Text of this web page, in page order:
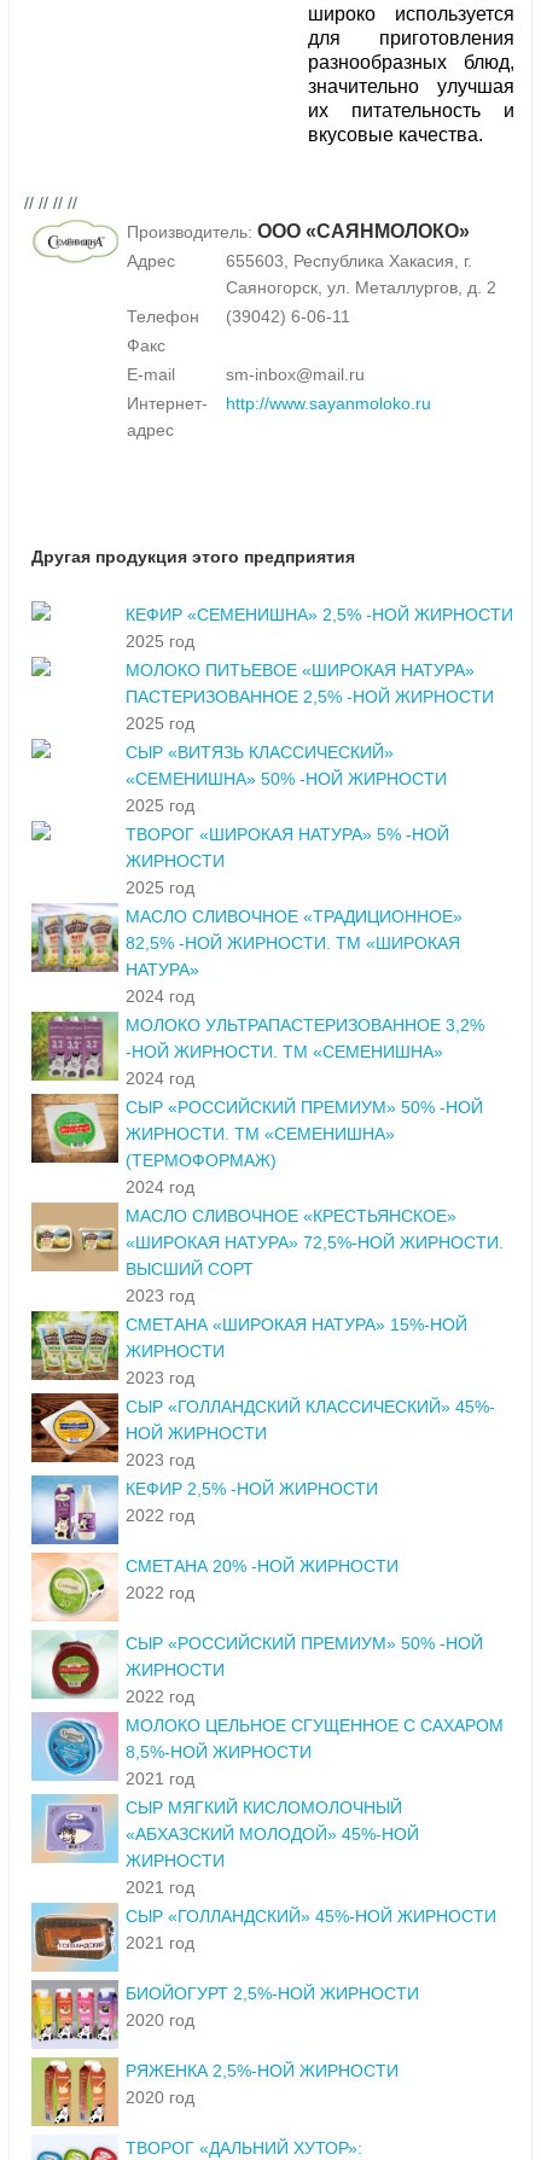
широко используется
для приготовления
разнообразных блюд,
значительно улучшая
их питательность и
вкусовые качества.
// // // //
Производитель: ООО «САЯНМОЛОКО»
Адрес
655603, Республика Хакасия, г.
Саяногорск, ул. Металлургов, д. 2
Телефон
(39042) 6-06-11
Факс
E-mail
sm-inbox@mail.ru
Интернет-
адрес
http://www.sayanmoloko.ru
Другая продукция этого предприятия
КЕФИР «СЕМЕНИШНА» 2,5% -НОЙ ЖИРНОСТИ
2025 год
МОЛОКО ПИТЬЕВОЕ «ШИРОКАЯ НАТУРА»
ПАСТЕРИЗОВАННОЕ 2,5% -НОЙ ЖИРНОСТИ
2025 год
СЫР «ВИТЯЗЬ КЛАССИЧЕСКИЙ»
«СЕМЕНИШНА» 50% -НОЙ ЖИРНОСТИ
2025 год
ТВОРОГ «ШИРОКАЯ НАТУРА» 5% -НОЙ
ЖИРНОСТИ
2025 год
МАСЛО СЛИВОЧНОЕ «ТРАДИЦИОННОЕ»
82,5% -НОЙ ЖИРНОСТИ. ТМ «ШИРОКАЯ
НАТУРА»
2024 год
МОЛОКО УЛЬТРАПАСТЕРИЗОВАННОЕ 3,2%
-НОЙ ЖИРНОСТИ. ТМ «СЕМЕНИШНА»
2024 год
СЫР «РОССИЙСКИЙ ПРЕМИУМ» 50% -НОЙ
ЖИРНОСТИ. ТМ «СЕМЕНИШНА»
(ТЕРМОФОРМАЖ)
2024 год
МАСЛО СЛИВОЧНОЕ «КРЕСТЬЯНСКОЕ»
«ШИРОКАЯ НАТУРА» 72,5%-НОЙ ЖИРНОСТИ.
ВЫСШИЙ СОРТ
2023 год
СМЕТАНА «ШИРОКАЯ НАТУРА» 15%-НОЙ
ЖИРНОСТИ
2023 год
СЫР «ГОЛЛАНДСКИЙ КЛАССИЧЕСКИЙ» 45%-
НОЙ ЖИРНОСТИ
2023 год
КЕФИР 2,5% -НОЙ ЖИРНОСТИ
2022 год
СМЕТАНА 20% -НОЙ ЖИРНОСТИ
2022 год
СЫР «РОССИЙСКИЙ ПРЕМИУМ» 50% -НОЙ
ЖИРНОСТИ
2022 год
МОЛОКО ЦЕЛЬНОЕ СГУЩЕННОЕ С САХАРОМ
8,5%-НОЙ ЖИРНОСТИ
2021 год
СЫР МЯГКИЙ КИСЛОМОЛОЧНЫЙ
«АБХАЗСКИЙ МОЛОДОЙ» 45%-НОЙ
ЖИРНОСТИ
2021 год
СЫР «ГОЛЛАНДСКИЙ» 45%-НОЙ ЖИРНОСТИ
2021 год
БИОЙОГУРТ 2,5%-НОЙ ЖИРНОСТИ
2020 год
РЯЖЕНКА 2,5%-НОЙ ЖИРНОСТИ
2020 год
ТВОРОГ «ДАЛЬНИЙ ХУТОР»: